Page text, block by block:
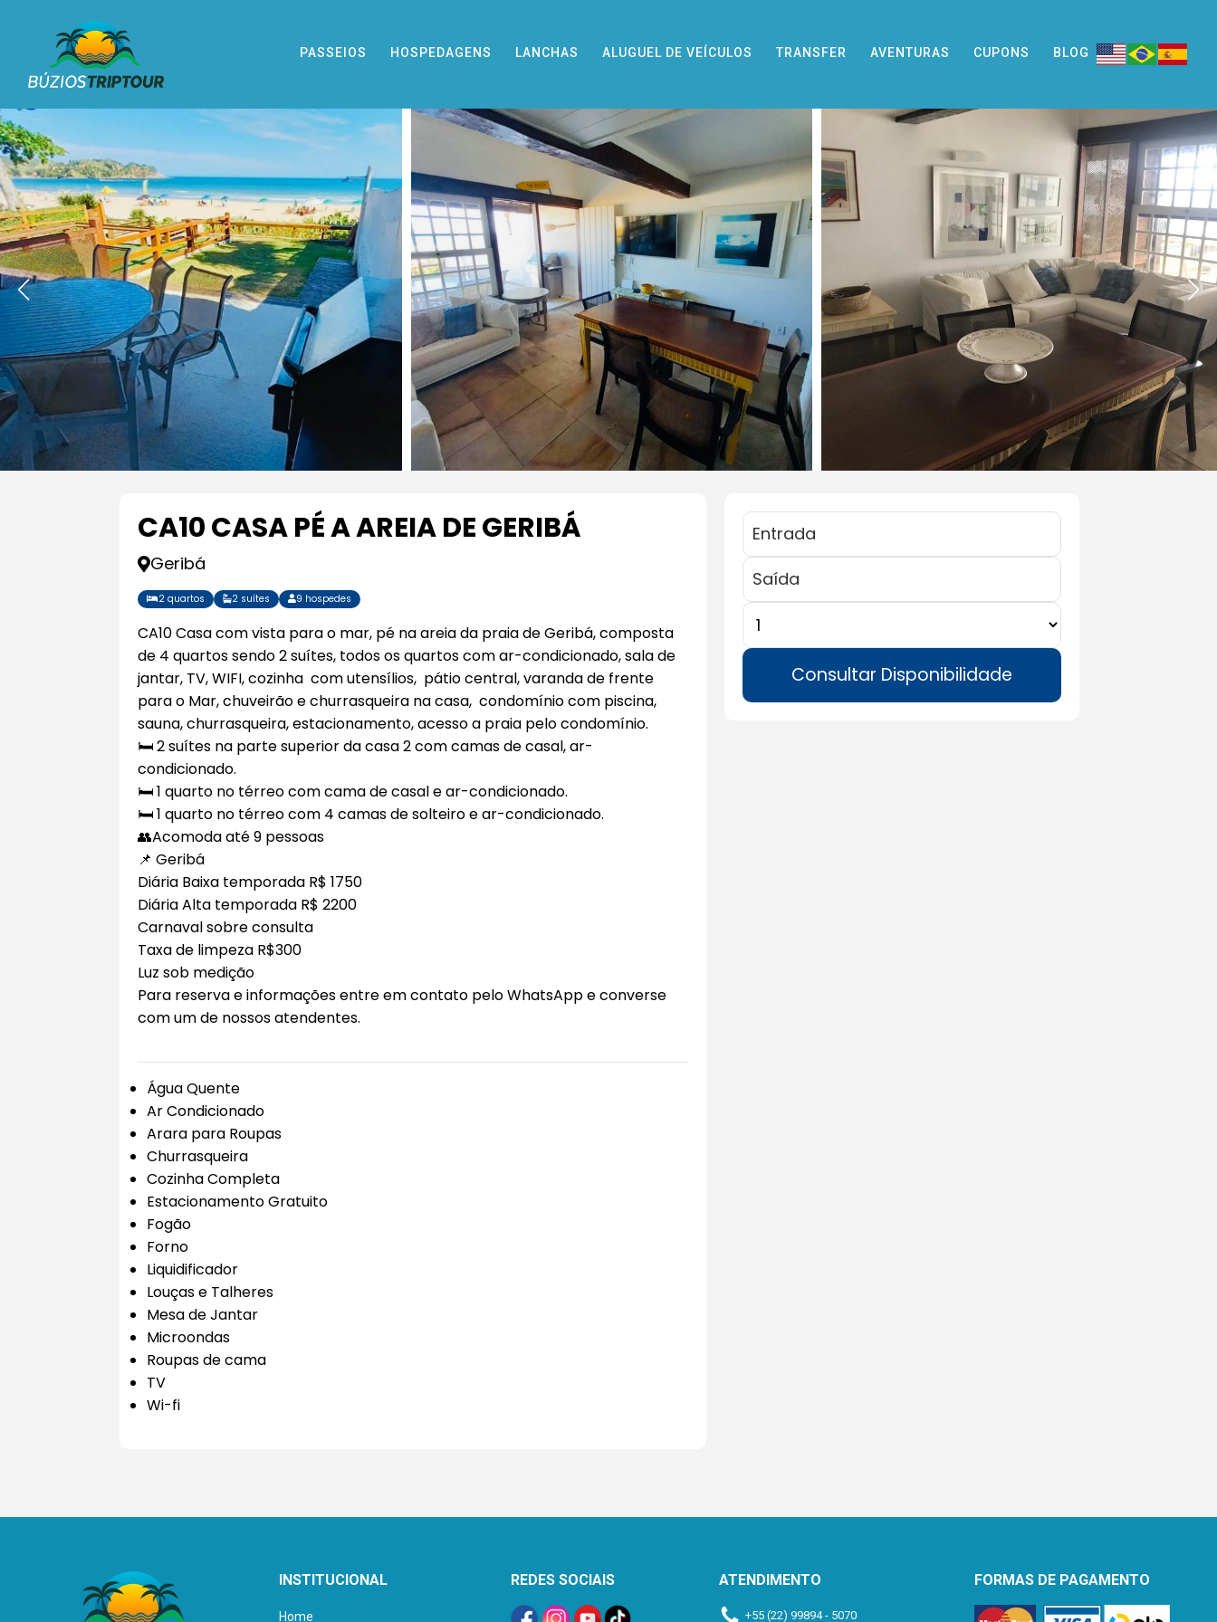
PASSEIOS HOSPEDAGENS LANCHAS ALUGUEL DE VEÍCULOS TRANSFER AVENTURAS CUPONS BLOG
CA10 CASA PÉ A AREIA DE GERIBÁ
Geribá
2 quartos 2 suítes 9 hospedes
CA10 Casa com vista para o mar, pé na areia da praia de Geribá, composta
de 4 quartos sendo 2 suítes, todos os quartos com ar-condicionado, sala de
jantar, TV, WIFI, cozinha com utensílios, pátio central, varanda de frente
para o Mar, chuveirão e churrasqueira na casa, condomínio com piscina,
sauna, churrasqueira, estacionamento, acesso a praia pelo condomínio.
🛏️ 2 suítes na parte superior da casa 2 com camas de casal, ar-
condicionado.
🛏️ 1 quarto no térreo com cama de casal e ar-condicionado.
🛏️ 1 quarto no térreo com 4 camas de solteiro e ar-condicionado.
👥Acomoda até 9 pessoas
📌 Geribá
Diária Baixa temporada R$ 1750
Diária Alta temporada R$ 2200
Carnaval sobre consulta
Taxa de limpeza R$300
Luz sob medição
Para reserva e informações entre em contato pelo WhatsApp e converse
com um de nossos atendentes.
Água Quente
Ar Condicionado
Arara para Roupas
Churrasqueira
Cozinha Completa
Estacionamento Gratuito
Fogão
Forno
Liquidificador
Louças e Talheres
Mesa de Jantar
Microondas
Roupas de cama
TV
Wi-fi
Consultar Disponibilidade
INSTITUCIONAL
Home
REDES SOCIAIS ATENDIMENTO
+55 (22) 99894 - 5070
FORMAS DE PAGAMENTO